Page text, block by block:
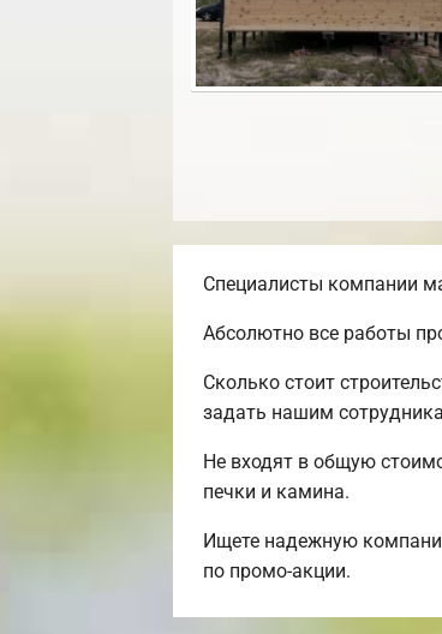
Специалисты компании
Абсолютно все работы
Сколько стоит
задать нашим
Не входят в общую
печки и камина.
Ищете надежную
по промо-акции.